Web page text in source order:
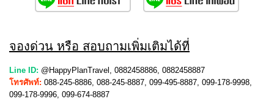
จองด่วน หรือ สอบถามเพิ่มเติมได้ที่
Line ID: @HappyPlanTravel, 0882458886, 0882458887
โทรศัพท์: 088-245-8886, 088-245-8887, 099-495-8887, 099-178-9998,
099-178-9996, 099-674-8887